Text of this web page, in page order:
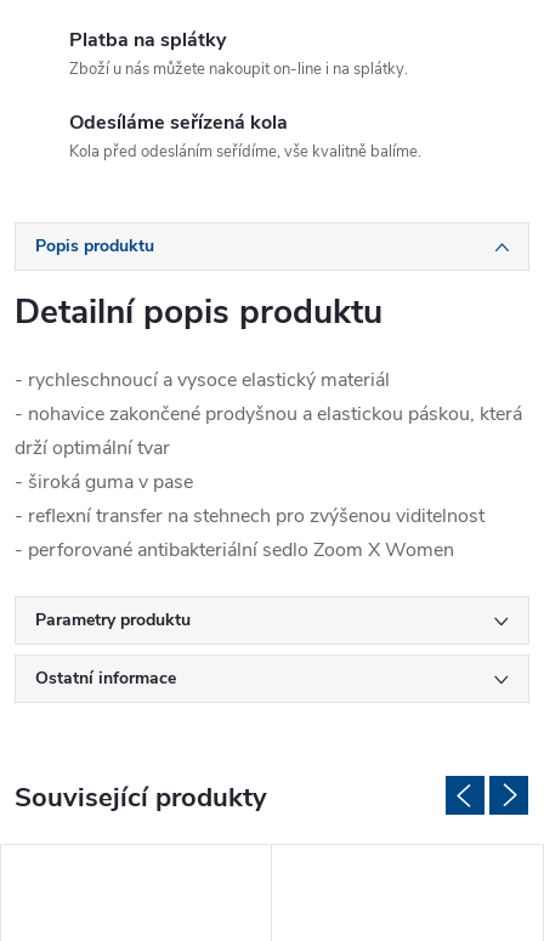
Platba na splátky
Zboží u nás můžete nakoupit on-line i na splátky.
Odesíláme seřízená kola
Kola před odesláním seřídíme, vše kvalitně balíme.
Popis produktu
Detailní popis produktu
- rychleschnoucí a vysoce elastický materiál
- nohavice zakončené prodyšnou a elastickou páskou, která
drží optimální tvar
- široká guma v pase
- reflexní transfer na stehnech pro zvýšenou viditelnost
- perforované antibakteriální sedlo Zoom X Women
Parametry produktu
Ostatní informace
Související produkty